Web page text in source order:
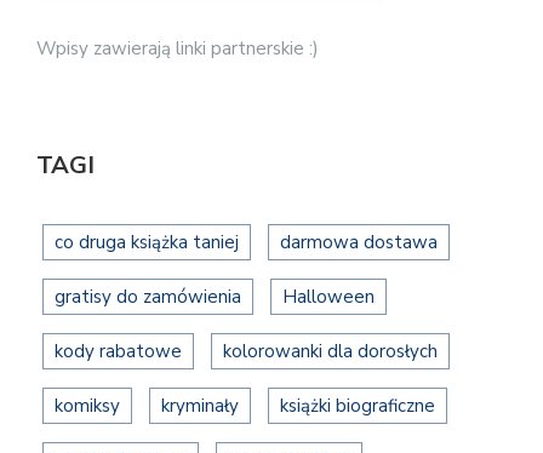
Wpisy zawierają linki partnerskie :)
TAGI
co druga książka taniej darmowa dostawa
gratisy do zamówienia Halloween
kody rabatowe kolorowanki dla dorosłych
komiksy kryminały książki biograficzne